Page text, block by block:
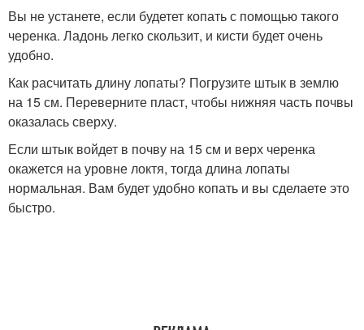
Вы не устанете, если будетет копать с помощью такого
черенка. Ладонь легко скользит, и кисти будет очень
удобно.
Как расчитать длину лопаты? Погрузите штык в землю
на 15 см. Переверните пласт, чтобы нижняя часть почвы
оказалась сверху.
Если штык войдет в почву на 15 см и верх черенка
окажется на уровне локтя, тогда длина лопаты
нормальная. Вам будет удобно копать и вы сделаете это
быстро.